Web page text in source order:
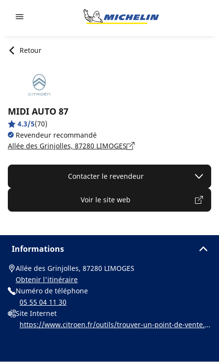
Retour
MIDI AUTO 87
4.3/5(70)
Revendeur recommandé
Allée des Grinjolles, 87280 LIMOGES
Contacter le revendeur
Voir le site web
Informations
Allée des Grinjolles, 87280 LIMOGES
Obtenir l'itinéraire
Numéro de téléphone
05 55 04 11 30
Site Internet
https://www.citroen.fr/outils/trouver-un-point-de-vente.h